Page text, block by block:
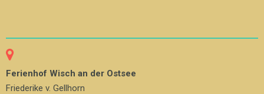
Ferienhof Wisch an der Ostsee
Friederike v. Gellhorn